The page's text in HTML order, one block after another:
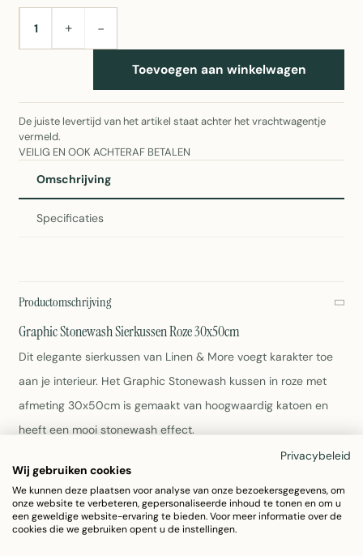
AANTAL+ −
Toevoegen aan winkelwagen
De juiste levertijd van het artikel staat achter het vrachtwagentje
vermeld.
VEILIG EN OOK ACHTERAF BETALEN
Omschrijving
Specificaties
Productomschrijving
Graphic Stonewash Sierkussen Roze 30x50cm
Dit elegante sierkussen van Linen & More voegt karakter toe
aan je interieur. Het Graphic Stonewash kussen in roze met
afmeting 30x50cm is gemaakt van hoogwaardig katoen en
heeft een mooi stonewash effect.
Afmeting: 30x50 cm
Kleur: Roze (Tegalder)
Materiaal: 100% Katoen
Gewicht: 400 gram
Privacybeleid
Wij gebruiken cookies
We kunnen deze plaatsen voor analyse van onze bezoekersgegevens, om
onze website te verbeteren, gepersonaliseerde inhoud te tonen en om u
een geweldige website-ervaring te bieden. Voor meer informatie over de
cookies die we gebruiken opent u de instellingen.